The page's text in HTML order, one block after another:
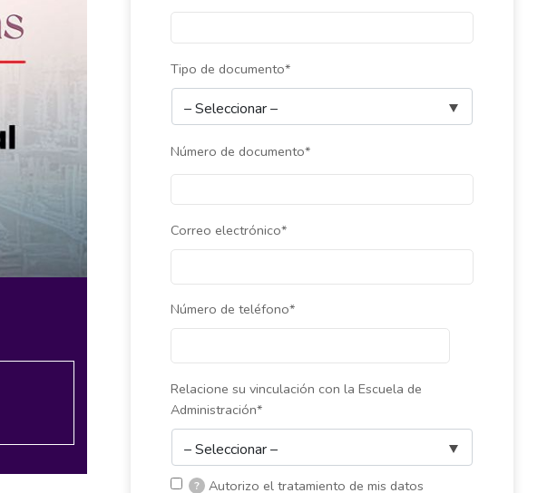
Tipo de documento*
Número de documento*
Correo electrónico*
Número de teléfono*
Relacione su vinculación con la Escuela de
Administración*
?
Autorizo el tratamiento de mis datos